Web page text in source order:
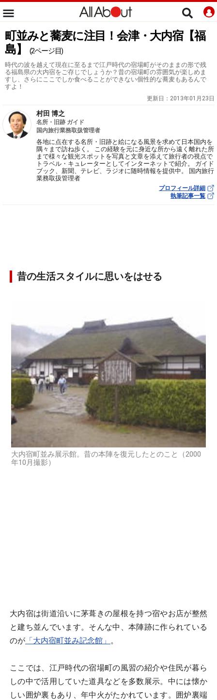
町並みと蕎麦に注目！会津・大内宿【福
島】
(2ページ目)
時代の波を越えて現在に至るまで江戸時代の宿場町がそのままの形で残
る福島県の大内宿をご存じでしょうか？昔の宿場町の雰囲気が楽しめま
すし、さらにここでしか食べることができない個性的な蕎麦もあるんで
すよ！
更新日： 2013年01月23日
村田 博之
名所・旧跡 ガイド
国内旅行業務取扱管理者
各地に点在する名所・旧跡と絵になる風景を求めて日本国内を
隅々まで訪ね歩く。 この経験を元に身近な所から遠く離れた所
まで様々な観光スポットを写真と文章を添えて旅行者の視点で
トラベル・キュレーターとしてインターネットで紹介。 ガイド
ブック、新聞、テレビ、ラジオに随時情報を提供中。 国内旅行
業務取扱管理者
プロフィール詳細
執筆記事一覧
昔の生活スタイルに思いをはせる
大内宿町並み展示館。昔の本陣を復元したとのこと（2000
年10月撮影）
大内宿は街道沿いに茅葺きの屋根を持つ宿やお店が整然
と建ち並んでいます。そんな中、本陣跡に作られている
のが 「大内宿町並み記念館」 。
ここでは、江戸時代の宿場町の風習の紹介や住民が暮ら
しの中で活用していた道具などを多数展示。中には懐か
しい囲炉裏もあり、年中火がたかれています。囲炉裏端